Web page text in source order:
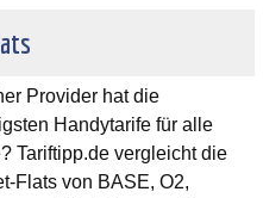
Provider hat die
Handytarife für alle
Tariftipp.de vergleicht die
Flats von BASE, O2,